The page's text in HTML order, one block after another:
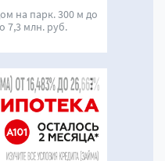
на парк. 300 м до
7,3 млн. руб.